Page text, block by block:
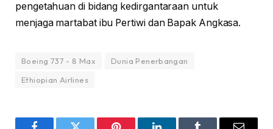
pengetahuan di bidang kedirgantaraan untuk
menjaga martabat ibu Pertiwi dan Bapak Angkasa.
Boeing 737 - 8 Max
Dunia Penerbangan
Ethiopian Airlines